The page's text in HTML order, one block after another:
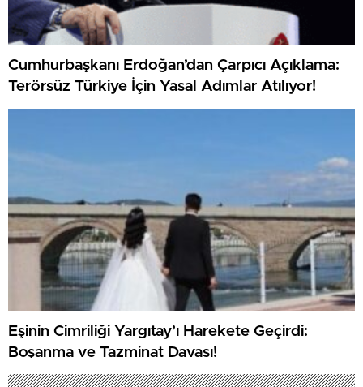
Cumhurbaşkanı Erdoğan’dan Çarpıcı Açıklama:
Terörsüz Türkiye İçin Yasal Adımlar Atılıyor!
Eşinin Cimriliği Yargıtay’ı Harekete Geçirdi:
Boşanma ve Tazminat Davası!